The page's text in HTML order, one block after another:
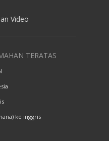
Video
TERATAS
ke inggris